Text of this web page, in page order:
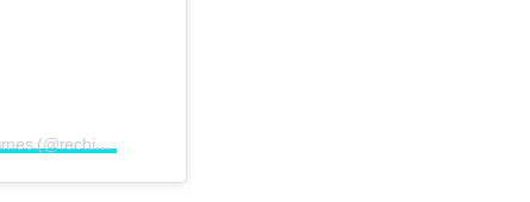
Una publicación compartida por Rechismes (@rechismes)